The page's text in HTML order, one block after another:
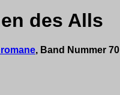
des Alls
, Band Nummer 70